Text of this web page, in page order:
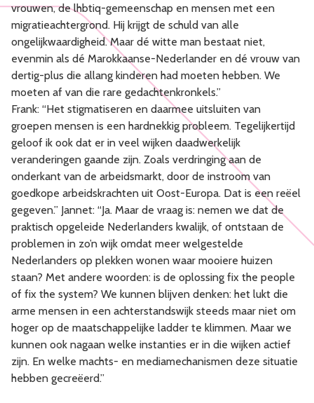
vrouwen, de lhbtiq-gemeenschap en mensen met een
migratieachtergrond. Hij krijgt de schuld van alle
ongelijkwaardigheid. Maar dé witte man bestaat niet,
evenmin als dé Marokkaanse-Nederlander en dé vrouw van
dertig-plus die allang kinderen had moeten hebben. We
moeten af van die rare gedachtenkronkels.”
Frank: “Het stigmatiseren en daarmee uitsluiten van
groepen mensen is een hardnekkig probleem. Tegelijkertijd
geloof ik ook dat er in veel wijken daadwerkelijk
veranderingen gaande zijn. Zoals verdringing aan de
onderkant van de arbeidsmarkt, door de instroom van
goedkope arbeidskrachten uit Oost-Europa. Dat is een reëel
gegeven.” Jannet: “Ja. Maar de vraag is: nemen we dat de
praktisch opgeleide Nederlanders kwalijk, of ontstaan de
problemen in zo’n wijk omdat meer welgestelde
Nederlanders op plekken wonen waar mooiere huizen
staan? Met andere woorden: is de oplossing fix the people
of fix the system? We kunnen blijven denken: het lukt die
arme mensen in een achterstandswijk steeds maar niet om
hoger op de maatschappelijke ladder te klimmen. Maar we
kunnen ook nagaan welke instanties er in die wijken actief
zijn. En welke machts- en mediamechanismen deze situatie
hebben gecreëerd.”